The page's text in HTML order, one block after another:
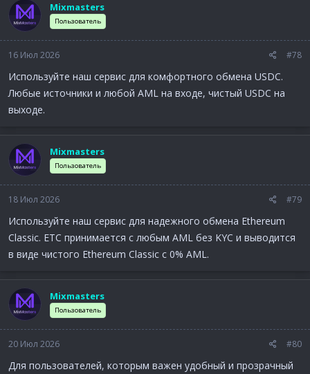
Mixmasters
Пользователь
16 Июл 2026 #78
Используйте наш сервис для комфортного обмена USDC.
Любые источники и любой AML на входе, чистый USDC на
выходе.
Mixmasters
Пользователь
18 Июл 2026 #79
Используйте наш сервис для надежного обмена Ethereum
Classic. ETC принимается с любым AML без KYC и выводится
в виде чистого Ethereum Classic с 0% AML.
Mixmasters
Пользователь
20 Июл 2026 #80
Для пользователей, которым важен удобный и прозрачный